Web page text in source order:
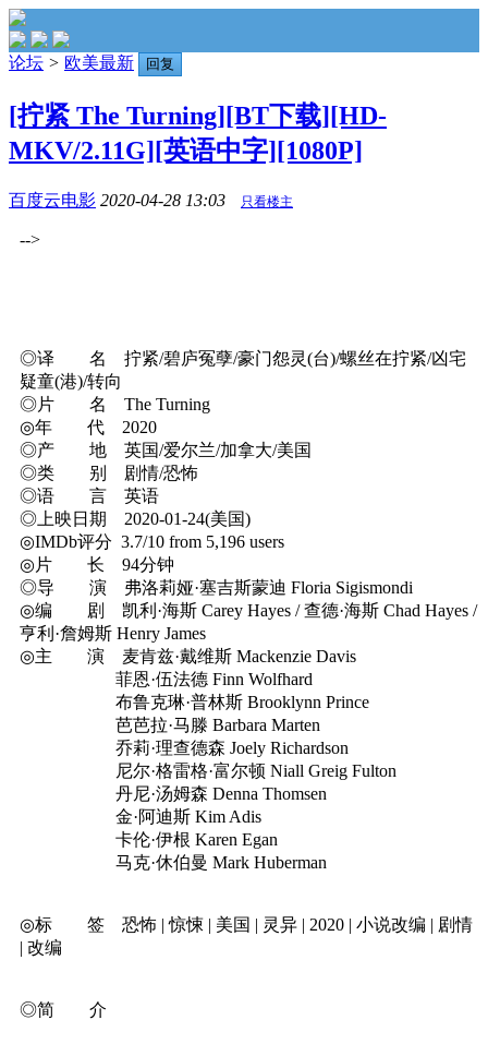
论坛 > 欧美最新 回复
[拧紧 The Turning][BT下载][HD-
MKV/2.11G][英语中字][1080P]
百度云电影 2020-04-28 13:03 只看楼主
-->
◎译 名 拧紧/碧庐冤孽/豪门怨灵(台)/螺丝在拧紧/凶宅
疑童(港)/转向
◎片 名 The Turning
◎年 代 2020
◎产 地 英国/爱尔兰/加拿大/美国
◎类 别 剧情/恐怖
◎语 言 英语
◎上映日期 2020-01-24(美国)
◎IMDb评分 3.7/10 from 5,196 users
◎片 长 94分钟
◎导 演 弗洛莉娅·塞吉斯蒙迪 Floria Sigismondi
◎编 剧 凯利·海斯 Carey Hayes / 查德·海斯 Chad Hayes /
亨利·詹姆斯 Henry James
◎主 演 麦肯兹·戴维斯 Mackenzie Davis
菲恩·伍法德 Finn Wolfhard
布鲁克琳·普林斯 Brooklynn Prince
芭芭拉·马滕 Barbara Marten
乔莉·理查德森 Joely Richardson
尼尔·格雷格·富尔顿 Niall Greig Fulton
丹尼·汤姆森 Denna Thomsen
金·阿迪斯 Kim Adis
卡伦·伊根 Karen Egan
马克·休伯曼 Mark Huberman
◎标 签 恐怖 | 惊悚 | 美国 | 灵异 | 2020 | 小说改编 | 剧情
| 改编
◎简 介